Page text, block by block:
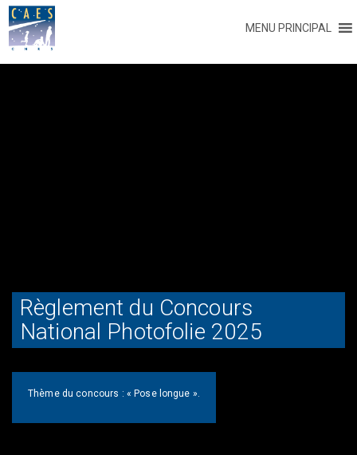
MENU PRINCIPAL
Règlement du Concours
National Photofolie 2025
Thème du concours : « Pose longue ».